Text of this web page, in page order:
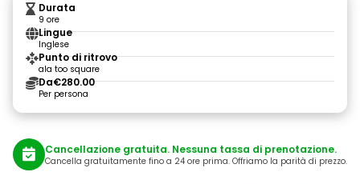
Durata
9 ore
Lingue
Inglese
Punto di ritrovo
ala too square
Da€280.00
Per persona
Cancellazione gratuita. Nessuna tassa di prenotazione.
Cancella gratuitamente fino a 24 ore prima. Offriamo la parità di prezzo.